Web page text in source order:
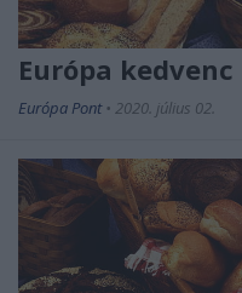
Európa
Európa Pont • 2020. július 02.